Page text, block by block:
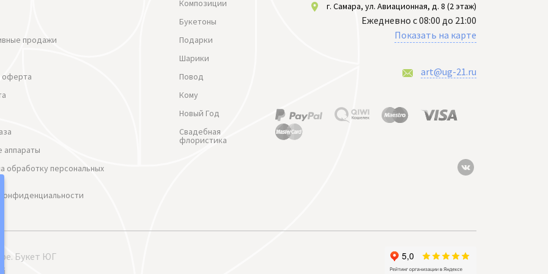
продажи
оферта
аппараты
обработку персональных
Композиции
Букетоны
Подарки
Шарики
Повод
Кому
Новый Год
Свадебная
флористика
г. Самара, ул. Авиационная, д. 8 (2 этаж)
Ежедневно с 08:00 до 21:00
Показать на карте
art@ug-21.ru
Букет ЮГ